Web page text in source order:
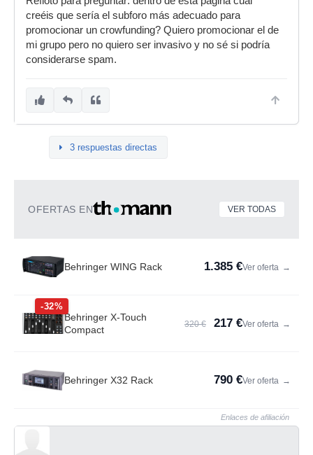
creéis que sería el subforo más adecuado para
promocionar un crowfunding? Quiero promocionar el de
mi grupo pero no quiero ser invasivo y no sé si podría
considerarse spam.
3 respuestas directas
OFERTAS EN VER TODAS
Behringer WING Rack 1.385 €Ver oferta →
-32%
Behringer X-Touch
Compact
320 € 217 €Ver oferta →
Behringer X32 Rack 790 €Ver oferta →
Enlaces de afiliación